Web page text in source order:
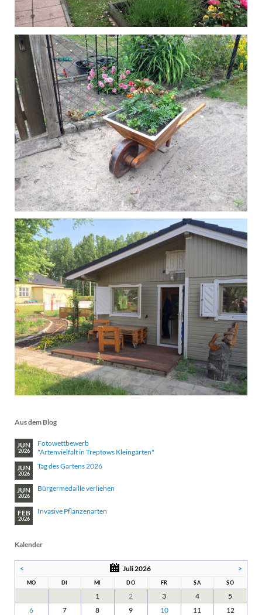
Aus dem Blog
JUN
2026
Fotowettbewerb
"Artenvielfalt in Treptows Kleingärten"
JUN
2026
Tag des Gartens 2026
JUN
2026
Bürgermedaille verliehen
FEB
2026
Invasive Pflanzenarten
Kalender
< Juli 2026 >
MO DI MI DO FR SA SO
1 2 3 4
5
6
7 8 9 10 11 12